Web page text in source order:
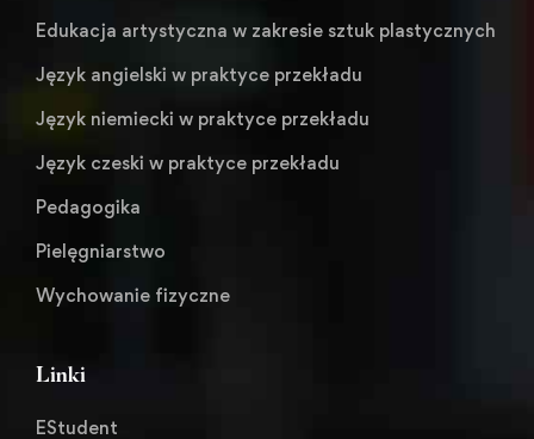
Edukacja artystyczna w zakresie sztuk plastycznych
Język angielski w praktyce przekładu
Język niemiecki w praktyce przekładu
Język czeski w praktyce przekładu
Pedagogika
Pielęgniarstwo
Wychowanie fizyczne
Linki
EStudent